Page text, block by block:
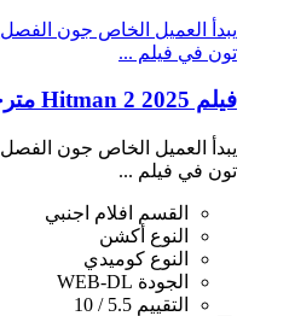
يبدأ العميل الخاص جون
تون في فيلم ...
فيلم Hitman 2 2025 مترجم HD
يبدأ العميل الخاص جون
تون في فيلم ...
القسم
افلام اجنبي
النوع أكشن
النوع كوميدي
الجودة WEB-DL
التقييم 5.5 / 10